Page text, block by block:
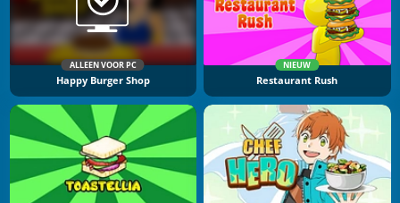
ALLEEN VOOR PC
Happy Burger Shop
NIEUW
Restaurant Rush